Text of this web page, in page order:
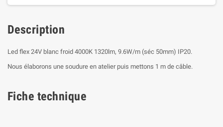
Description
Led flex 24V blanc froid 4000K 1320lm, 9.6W/m (séc 50mm) IP20.
Nous élaborons une soudure en atelier puis mettons 1 m de câble.
Fiche technique